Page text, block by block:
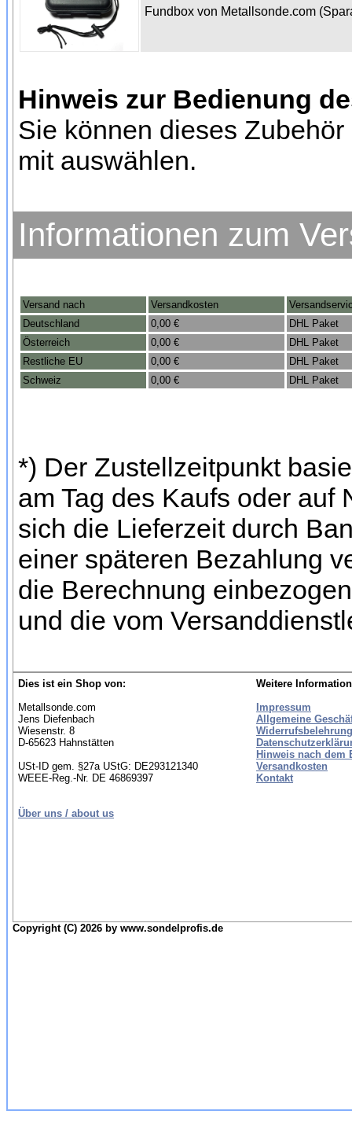
Fundbox von Metallsonde.com
Hinweis zur Bedienung
Sie können dieses
mit auswählen.
Informationen zum
Versand nach Versandkosten
Deutschland
0,00 €
DHL Paket
Österreich
0,00 €
DHL Paket
Restliche EU
0,00 €
DHL Paket
Schweiz
0,00 € DHL Paket
*) Der Zustellzeitpunkt
am Tag des Kaufs oder
sich die Lieferzeit durch
einer späteren Bezahlung
die Berechnung
und die vom
Dies ist ein Shop von:
Metallsonde.com
Jens Diefenbach
Wiesenstr. 8
D-65623 Hahnstätten
USt-ID gem. §27a UStG: DE293121340
WEEE-Reg.-Nr. DE 46869397
Über uns / about us
Weitere
Impressum
Allgemeine
Hinweis nach dem
Versandkosten
Kontakt
Copyright (C) 2026 by www.sondelprofis.de